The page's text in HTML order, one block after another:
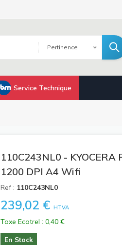
Pertinence
Service Technique
110C243NL0 -
1200 DPI A4 Wifi
Ref : 110C243NL0
239,02 € HTVA
Taxe Ecotrel : 0,40 €
En Stock